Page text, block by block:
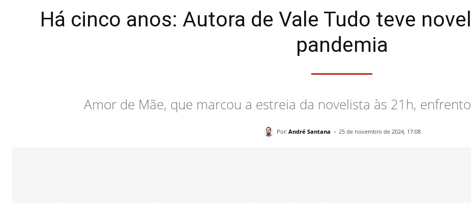
Há cinco anos: Autora de Vale Tudo teve
pandemia
Amor de Mãe, que marcou a estreia da novelista às 21h,
Por: André Santana - 25 de novembro de 2024, 17:08